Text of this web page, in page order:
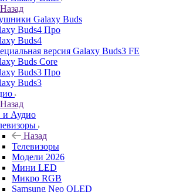
Назад
Galaxy Buds
Buds4 Про
Buds4
версия Galaxy Buds3 FE
Buds Core
Buds3 Про
Buds3
Назад
Аудио
Назад
Телевизоры
Модели 2026
Мини LED
Микро RGB
Samsung Neo QLED